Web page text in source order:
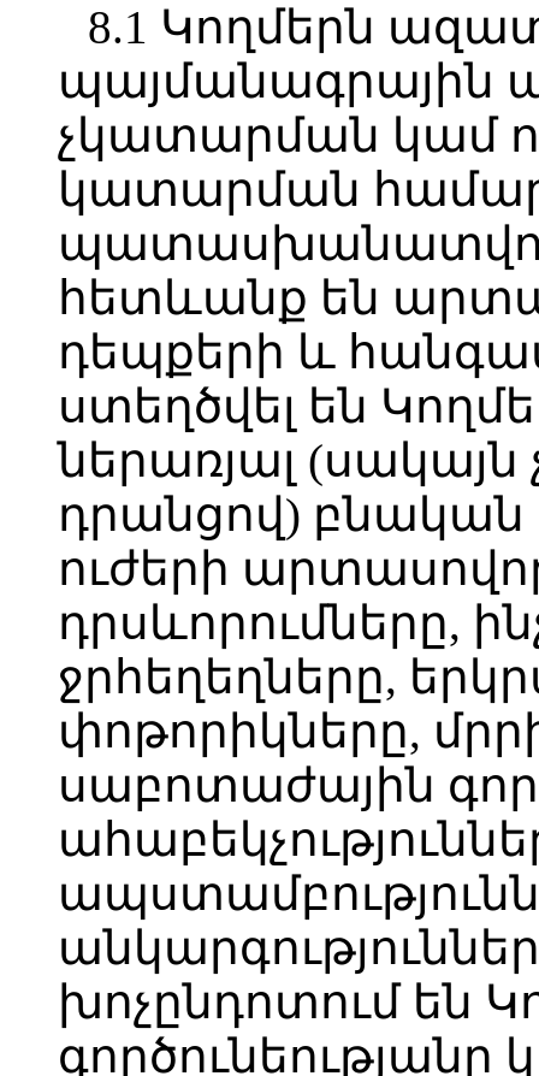
8.1 Կողմերն
պայմանագրային
չկատարման կամ
կատարման
հետևանք են
դեպքերի և
ստեղծվել են
ներառյալ
դրանցով) բնական
ուժերի
դրսևորումները,
ջրհեղեղները,
փոթորիկները,
սաբոտաժային
խոչընդոտում են
գործունեությանը